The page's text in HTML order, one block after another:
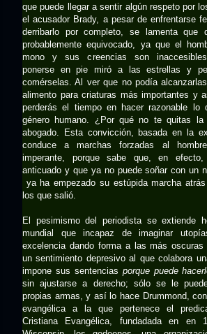
que puede llegar a sentir algún respeto por
el acusador Brady, a pesar de enfrentarse
derribarlo por completo, se lamenta que
probablemente equivocado, ya que el
mono y sus creencias son
ponerse en pie miró a las estrellas y
comérselas. Al ver que no podía
alimento para criaturas más importantes y
perderás el tiempo en hacer razonable lo
género humano. ¿Por qué no te quitas
abogado. Esta convicción, basada en la
conduce a marchas forzadas al
imperante, porque sabe que, en
anticuado y que ya no puede soñar con un
ya ha empezado su estúpida marcha
los que salió.
El pesimismo del periodista se extiende
mundial que incapaz de imaginar
excelencia dando forma a las más
un sentimiento depresivo al que colabora
impone sus sentencias porque puede
sin ajustarse a derecho; sólo se le
propias armas, y así lo hace Drummond,
evangélica a la que pertenece el
Cristiana Evangélica, fundadada en en